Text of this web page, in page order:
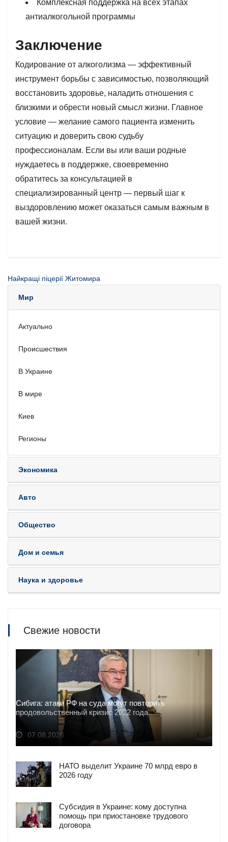
Комплексная поддержка на всех этапах
антиалкогольной программы
Заключение
Кодирование от алкоголизма — эффективный
инструмент борьбы с зависимостью, позволяющий
восстановить здоровье, наладить отношения с
близкими и обрести новый смысл жизни. Главное
условие — желание самого пациента изменить
ситуацию и доверить свою судьбу
профессионалам. Если вы или ваши родные
нуждаетесь в поддержке, своевременно
обратитесь за консультацией в
специализированный центр — первый шаг к
выздоровлению может оказаться самым важным в
вашей жизни.
Найкращі піцерії Житомира
Мир
Актуально
Происшествия
В Украине
В мире
Киев
Регионы
Экономика
Авто
Общество
Дом и семья
Наука и здоровье
Свежие новости
Сибига: атаки РФ на суда могут повторить
продовольственный кризис 2022 года
07.08.2026
НАТО выделит Украине 70 млрд евро в
2026 году
Субсидия в Украине: кому доступна
помощь при приостановке трудового
договора